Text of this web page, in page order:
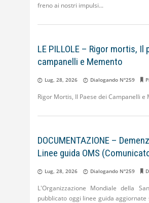
freno ai nostri impulsi
LE PILLOLE – Rigor mortis, Il
campanelli e Memento
Lug, 28, 2026 Dialogando N°259
Rigor Mortis, Il Paese dei Campanelli e
DOCUMENTAZIONE –
Linee guida OMS
Lug, 28, 2026 Dialogando N°259
L'Organizzazione Mondiale della
pubblicato oggi linee guida aggiornate